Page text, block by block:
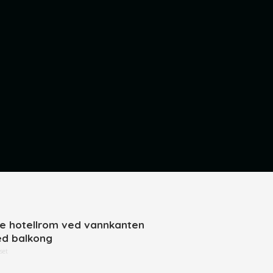
hotellrom ved vannkanten
balkong